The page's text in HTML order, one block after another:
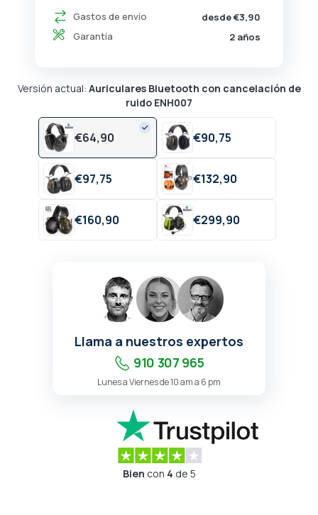
Gastos de envío
desde €3,90
Garantía
2 años
Versión actual: Auriculares Bluetooth con cancelación de
ruido ENH007
€64,90 €90,75
€97,75 €132,90
€160,90 €299,90
Llama a nuestros expertos
910 307 965
Lunes a Viernes de 10 am a 6 pm
Bien con 4 de 5